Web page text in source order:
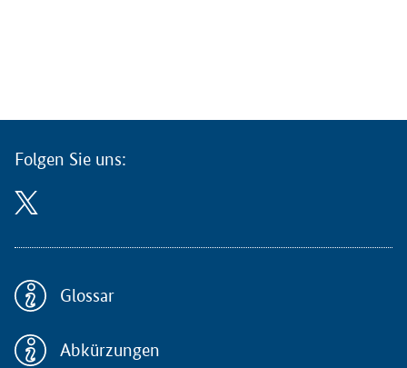
t
s
t
e
l
E
I
A
Folgen Sie uns:
Glossar
Abkürzungen